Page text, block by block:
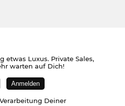
etwas Luxus. Private Sales,
warten auf Dich!
Deiner